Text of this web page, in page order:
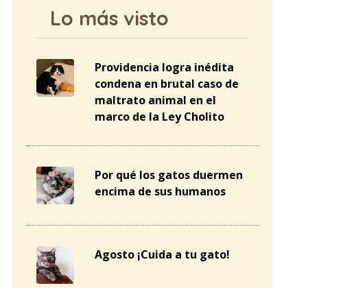
Lo más visto
Providencia logra inédita
condena en brutal caso de
maltrato animal en el
marco de la Ley Cholito
Por qué los gatos duermen
encima de sus humanos
Agosto ¡Cuida a tu gato!